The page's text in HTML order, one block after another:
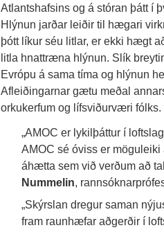
Atlantshafsins og á stóran þátt í
Hlýnun jarðar leiðir til hægari
þótt líkur séu litlar, er ekki hægt
litla hnattræna hlýnun. Slík
Evrópu á sama tíma og hlýnun
Afleiðingarnar gætu meðal
orkukerfum og lífsviðurværi fólks.
„AMOC er lykilþáttur í
AMOC sé óviss er
áhætta sem við verðum að
Nummelin,
„Skýrslan dregur saman
fram raunhæfar aðgerðir í